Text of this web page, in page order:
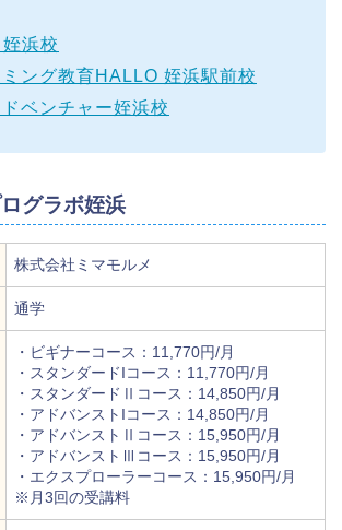
浜校
ング教育HALLO 姪浜駅前校
ベンチャー姪浜校
グラボ姪浜
株式会社ミマモルメ
通学
・ビギナーコース：11,770円/月
・スタンダードIコース：11,770円/月
・スタンダードⅡコース：14,850円/月
・アドバンストIコース：14,850円/月
・アドバンストⅡコース：15,950円/月
・アドバンストⅢコース：15,950円/月
・エクスプローラーコース：15,950円/月
※月3回の受講料